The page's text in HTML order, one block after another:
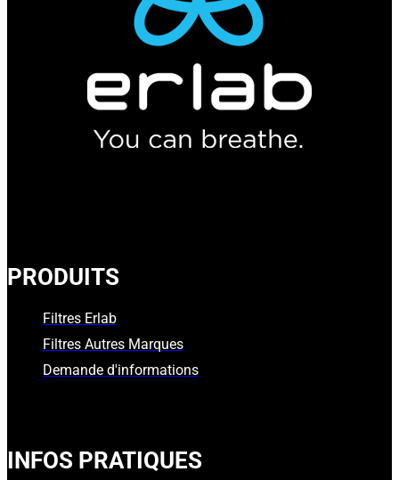
PRODUITS
Filtres Erlab
Filtres Autres Marques
Demande d'informations
INFOS PRATIQUES